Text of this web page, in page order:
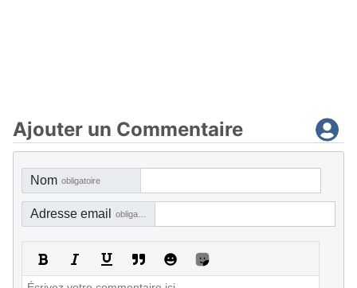
Ajouter un Commentaire
Nom obligatoire
Adresse email